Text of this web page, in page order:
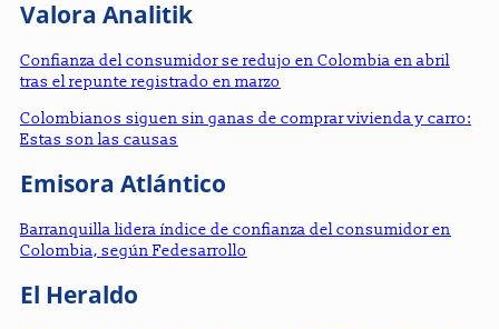
Valora Analitik
Confianza del consumidor se redujo en Colombia en abril
tras el repunte registrado en marzo
Colombianos siguen sin ganas de comprar vivienda y carro:
Estas son las causas
Emisora Atlántico
Barranquilla lidera índice de confianza del consumidor en
Colombia, según Fedesarrollo
El Heraldo